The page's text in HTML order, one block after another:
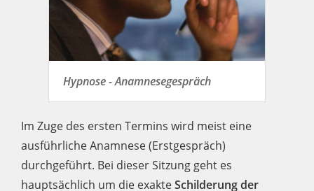
Hypnose - Anamnesegespräch
Im Zuge des ersten Termins wird meist eine
ausführliche Anamnese (Erstgespräch)
durchgeführt. Bei dieser Sitzung geht es
hauptsächlich um die exakteSchilderung der